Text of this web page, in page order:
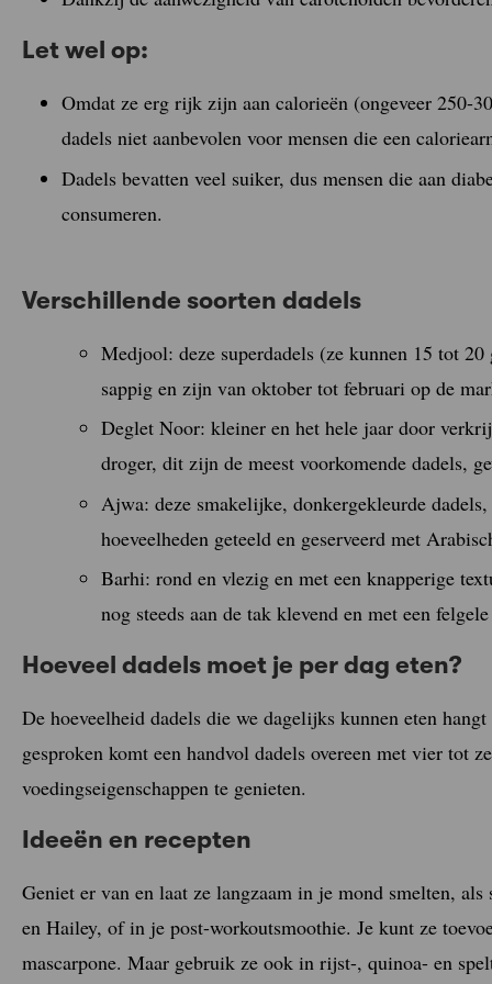
Let wel op:
Omdat ze erg rijk zijn aan calorieën (ongeveer 250-
dadels niet aanbevolen voor mensen die een
Dadels bevatten veel suiker, dus mensen die aan
consumeren.
Verschillende soorten dadels
Medjool: deze superdadels (ze kunnen 15 tot
sappig en zijn van oktober tot februari op de
Deglet Noor: kleiner en het hele jaar door
droger, dit zijn de meest voorkomende dadels,
Ajwa: deze smakelijke, donkergekleurde
hoeveelheden geteeld en geserveerd met
Barhi: rond en vlezig en met een knapperige
nog steeds aan de tak klevend en met een
Hoeveel dadels moet je per dag eten?
De hoeveelheid dadels die we dagelijks kunnen eten
gesproken komt een handvol dadels overeen met vier tot
voedingseigenschappen te genieten.
Ideeën en recepten
Geniet er van en laat ze langzaam in je mond smelten,
en Hailey, of in je post-workoutsmoothie. Je kunt ze
mascarpone. Maar gebruik ze ook in rijst-, quinoa- en